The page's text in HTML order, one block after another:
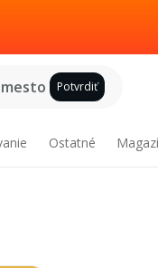
Potvrdiť
Ostatné